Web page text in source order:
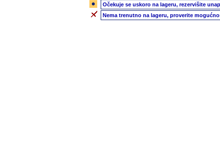
Očekuje se uskoro na lageru, rezervišite
Nema trenutno na lageru, proverite